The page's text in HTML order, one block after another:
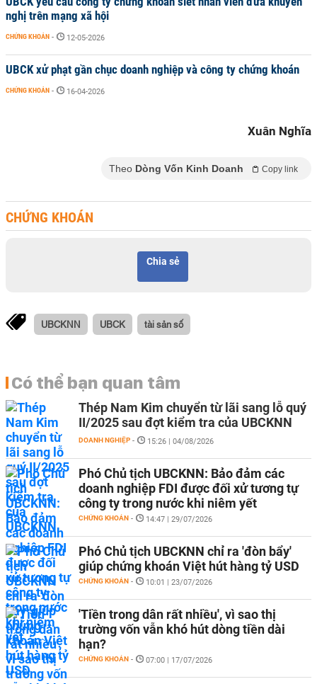
nghị trên mạng xã hội
CHỨNG KHOÁN - 12-05-2026
UBCK xử phạt gần chục doanh nghiệp và công ty chứng khoán
CHỨNG KHOÁN - 16-04-2026
Xuân Nghĩa
Theo Dòng Vốn Kinh Doanh Copy link
CHỨNG KHOÁN
Chia sẻ
UBCKNN UBCK tài sản số
Có thể bạn quan tâm
Thép Nam Kim chuyển từ lãi sang lỗ quý
II/2025 sau đợt kiểm tra của UBCKNN
DOANH NGHIỆP - 15:26 | 04/08/2026
Phó Chủ tịch UBCKNN: Bảo đảm các
doanh nghiệp FDI được đối xử tương tự
công ty trong nước khi niêm yết
CHỨNG KHOÁN - 14:47 | 29/07/2026
Phó Chủ tịch UBCKNN chỉ ra 'đòn bẩy'
giúp chứng khoán Việt hút hàng tỷ USD
CHỨNG KHOÁN - 10:01 | 23/07/2026
'Tiền trong dân rất nhiều', vì sao thị
trường vốn vẫn khó hút dòng tiền dài
hạn?
CHỨNG KHOÁN - 07:00 | 17/07/2026